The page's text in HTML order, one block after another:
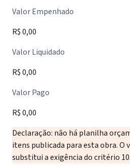
Valor Empenhado
R$ 0,00
Valor Liquidado
R$ 0,00
Valor Pago
R$ 0,00
Declaração: não há planilha
itens publicada para esta obra. O
substitui a exigência do critério